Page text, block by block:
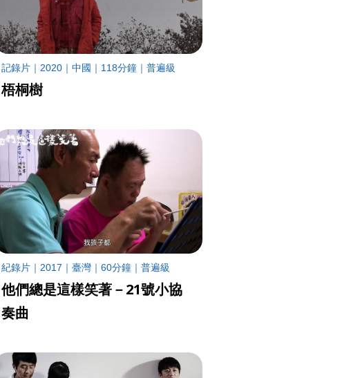
記錄片｜2020｜中國｜118分鐘｜普遍級
梧桐樹
紀錄片｜2017｜臺灣｜60分鐘｜普遍級
他們總是這樣笑著－21號小協
奏曲